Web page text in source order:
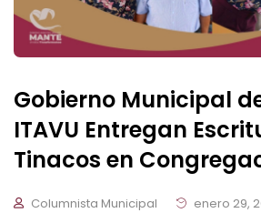
Gobierno Municipal
ITAVU Entregan
Tinacos en
Columnista Municipal
enero 29,